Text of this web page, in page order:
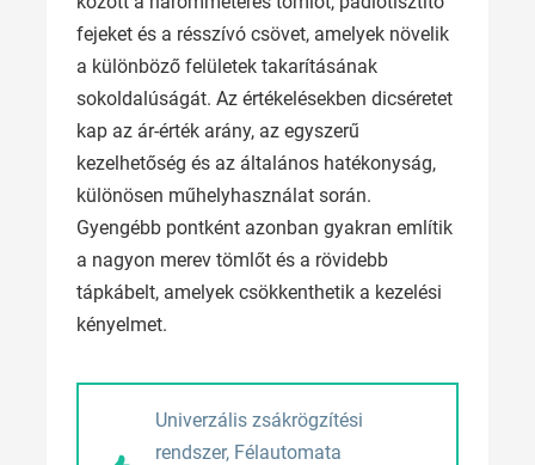
fejeket és a résszívó csövet, amelyek növelik
a különböző felületek takarításának
sokoldalúságát. Az értékelésekben dicséretet
kap az ár-érték arány, az egyszerű
kezelhetőség és az általános hatékonyság,
különösen műhelyhasználat során.
Gyengébb pontként azonban gyakran említik
a nagyon merev tömlőt és a rövidebb
tápkábelt, amelyek csökkenthetik a kezelési
kényelmet.
Univerzális zsákrögzítési
rendszer, Félautomata